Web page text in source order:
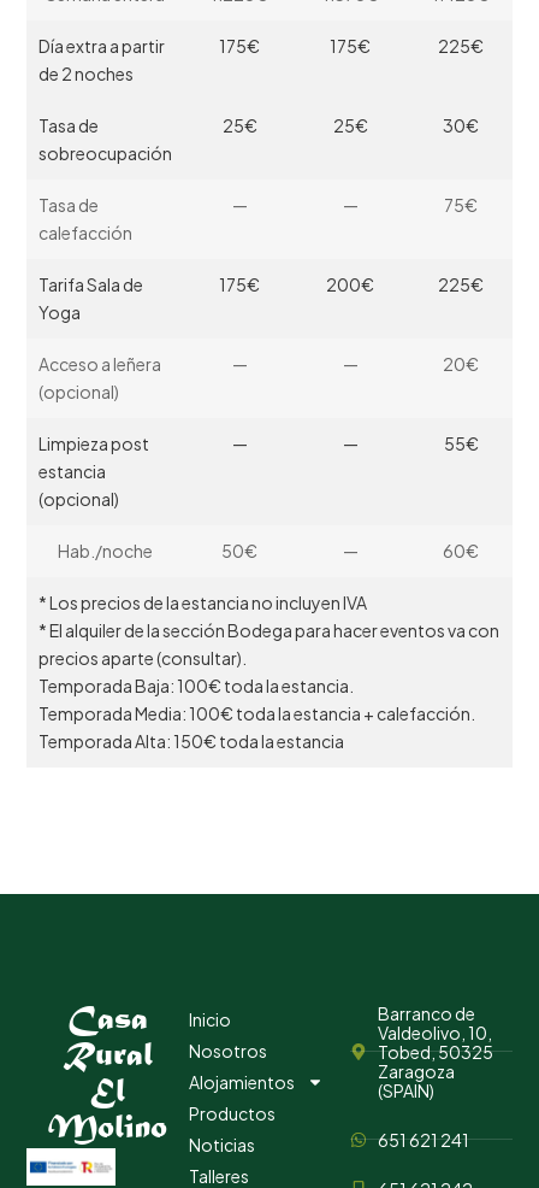
Dí­a extra a partir
de 2 noches
175€ 175€ 225€
Tasa de
sobreocupación
25€ 25€ 30€
Tasa de
calefacción
— — 75€
Tarifa Sala de
Yoga
175€ 200€ 225€
Acceso a leñera
(opcional)
— — 20€
Limpieza post
estancia
(opcional)
— — 55€
Hab./noche 50€ — 60€
* Los precios de la estancia no incluyen IVA
* El alquiler de la sección Bodega para hacer eventos va con
precios aparte (consultar).
Temporada Baja: 100€ toda la estancia.
Temporada Media: 100€ toda la estancia + calefacción.
Temporada Alta: 150€ toda la estancia
Casa
Rural
El
Molino
Inicio
Nosotros
Alojamientos
Productos
Noticias
Talleres
Barranco de
Valdeolivo, 10,
Tobed, 50325
Zaragoza
(SPAIN)
651 621 241